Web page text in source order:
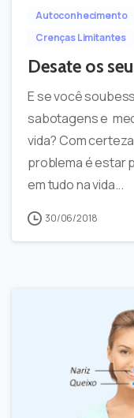
Autoconhecimento
Crenças Limitantes
Desate os
E se você
sabotagens e
vida? Com
problema é estar
em tudo na vida...
30/06/2018